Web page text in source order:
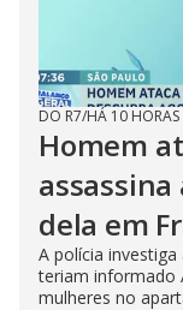
DO R7/HÁ 10 HORAS
Homem
dela em
A polícia
teriam informado
mulheres no